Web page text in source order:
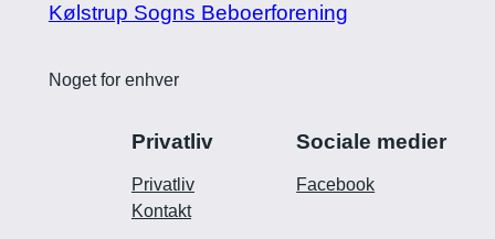
Kølstrup Sogns Beboerforening
Noget for enhver
Privatliv
Privatliv
Kontakt
Sociale medier
Facebook